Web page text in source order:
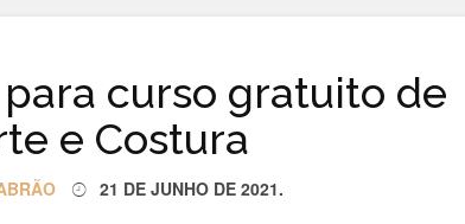
curso gratuito de
e Costura
21 DE JUNHO DE 2021.